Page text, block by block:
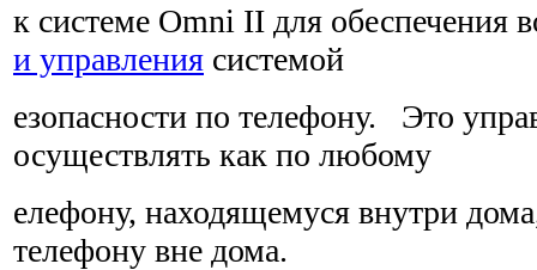
к системе Omni II для обеспечения
и управления системой
езопасности по телефону. Это
осуществлять как по любому
елефону, находящемуся внутри
телефону вне дома.